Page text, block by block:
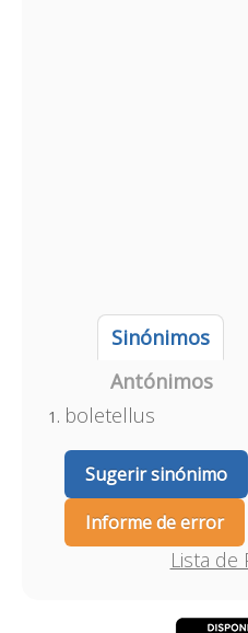
Sinónimos
Antónimos
boletellus
Sugerir sinónimo
Informe de error
Lista de